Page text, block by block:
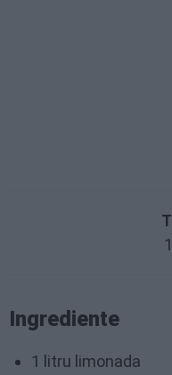
Ingrediente
1 litru limonada